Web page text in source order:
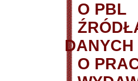
O PBL
DANYCH
O